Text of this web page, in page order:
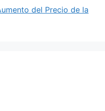
del Precio de la